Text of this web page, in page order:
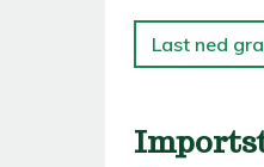
Last ned